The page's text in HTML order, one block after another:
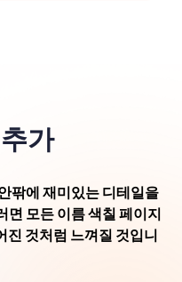
가
팎에 재미있는 디테일을
면 모든 이름 색칠 페이지
진 것처럼 느껴질 것입니